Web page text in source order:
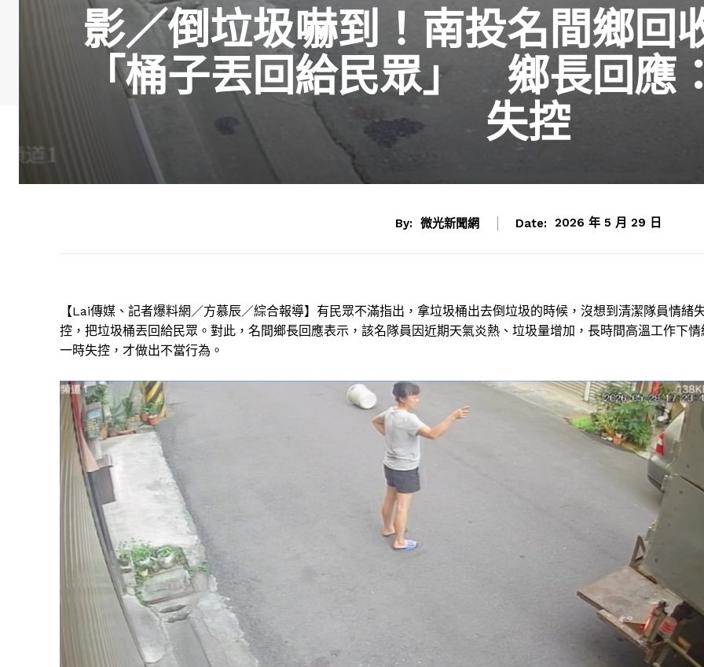
影／倒垃圾嚇到！南投名間鄉回
「桶子丟回給民眾」 鄉長回應
失控
By: 微光新聞網 Date: 2026 年 5 月 29 日
【Lai傳媒、記者爆料網／方慕辰／綜合報導】 有民眾不滿指出，拿垃圾桶出去倒垃圾的時候，沒想到清潔隊員情緒
控，把垃圾桶丟回給民眾。對此，名間鄉長回應表示， 該名隊員因近期天氣炎熱、垃圾量增加，長時間高溫工作下情
一時失控，才做出不當行為。